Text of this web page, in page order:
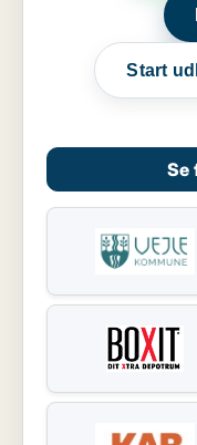
Start
Se